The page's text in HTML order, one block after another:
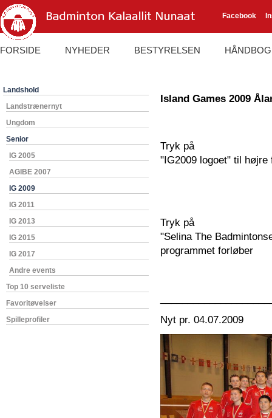
Facebook
FORSIDE NYHEDER BESTYRELSEN HÅNDBOG
Landshold
Landstrænernyt
Ungdom
Senior
IG 2005
AGIBE 2007
IG 2009
IG 2011
IG 2013
IG 2015
IG 2017
Andre events
Top 10 serveliste
Favoritøvelser
Spilleprofiler
Island Games 2009
Tryk på
"IG2009 logoet" til højre
Tryk på
"Selina The
programmet forløber
Nyt pr. 04.07.2009